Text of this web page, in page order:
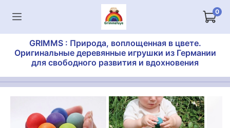
0
GRIMMS : Природа, воплощенная в цвете.
Оригинальные деревянные игрушки из Германии
для свободного развития и вдохновения